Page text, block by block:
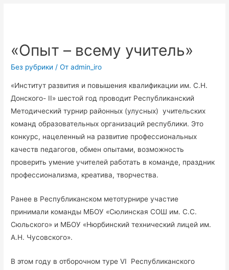
«Опыт – всему учитель»
Без рубрики / От admin_iro
«Институт развития и повышения квалификации им. С.Н.
Донского- II» шестой год проводит Республиканский
Методический турнир районных (улусных) учительских
команд образовательных организаций республики. Это
конкурс, нацеленный на развитие профессиональных
качеств педагогов, обмен опытами, возможность
проверить умение учителей работать в команде, праздник
профессионализма, креатива, творчества.
Ранее в Республиканском метотурнире участие
принимали команды МБОУ «Сюлинская СОШ им. С.С.
Сюльского» и МБОУ «Нюрбинский технический лицей им.
А.Н. Чусовского».
В этом году в отборочном туре VI Республиканского